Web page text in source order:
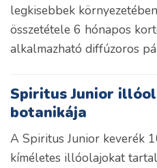
legkisebbek
összetétele 6 hónapos
alkalmazható diffúzoros
Spiritus Junior
botanikája
A Spiritus Junior keverék
kíméletes illóolajokat